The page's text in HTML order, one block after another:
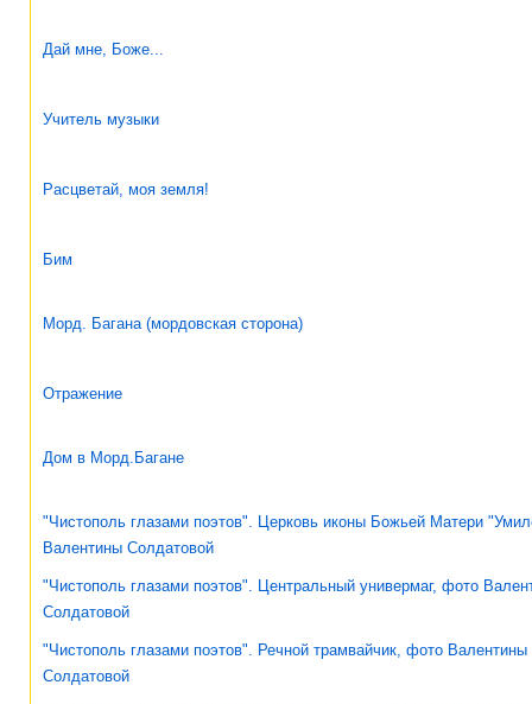
Дай мне, Боже...
Учитель музыки
Расцветай, моя земля!
Бим
Морд. Багана (мордовская сторона)
Отражение
Дом в Морд.Багане
"Чистополь глазами поэтов". Церковь иконы Божьей Матери
Валентины Солдатовой
"Чистополь глазами поэтов". Центральный универмаг, фото
Солдатовой
"Чистополь глазами поэтов". Речной трамвайчик, фото Валентины
Солдатовой